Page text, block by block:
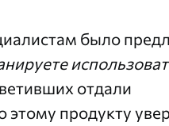
было
отдали
этому продукту